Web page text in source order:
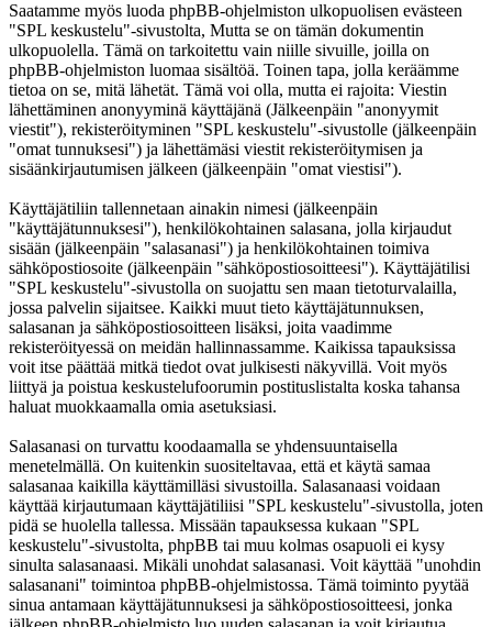
Saatamme myös luoda phpBB-ohjelmiston ulkopuolisen evästeen
"SPL keskustelu"-sivustolta, Mutta se on tämän dokumentin
ulkopuolella. Tämä on tarkoitettu vain niille sivuille, joilla on
phpBB-ohjelmiston luomaa sisältöä. Toinen tapa, jolla keräämme
tietoa on se, mitä lähetät. Tämä voi olla, mutta ei rajoita: Viestin
lähettäminen anonyyminä käyttäjänä (Jälkeenpäin "anonyymit
viestit"), rekisteröityminen "SPL keskustelu"-sivustolle (jälkeenpäin
"omat tunnuksesi") ja lähettämäsi viestit rekisteröitymisen ja
sisäänkirjautumisen jälkeen (jälkeenpäin "omat viestisi").
Käyttäjätiliin tallennetaan ainakin nimesi (jälkeenpäin
"käyttäjätunnuksesi"), henkilökohtainen salasana, jolla kirjaudut
sisään (jälkeenpäin "salasanasi") ja henkilökohtainen toimiva
sähköpostiosoite (jälkeenpäin "sähköpostiosoitteesi"). Käyttäjätilisi
"SPL keskustelu"-sivustolla on suojattu sen maan tietoturvalailla,
jossa palvelin sijaitsee. Kaikki muut tieto käyttäjätunnuksen,
salasanan ja sähköpostiosoitteen lisäksi, joita vaadimme
rekisteröityessä on meidän hallinnassamme. Kaikissa tapauksissa
voit itse päättää mitkä tiedot ovat julkisesti näkyvillä. Voit myös
liittyä ja poistua keskustelufoorumin postituslistalta koska tahansa
haluat muokkaamalla omia asetuksiasi.
Salasanasi on turvattu koodaamalla se yhdensuuntaisella
menetelmällä. On kuitenkin suositeltavaa, että et käytä samaa
salasanaa kaikilla käyttämilläsi sivustoilla. Salasanaasi voidaan
käyttää kirjautumaan käyttäjätiliisi "SPL keskustelu"-sivustolla, joten
pidä se huolella tallessa. Missään tapauksessa kukaan "SPL
keskustelu"-sivustolta, phpBB tai muu kolmas osapuoli ei kysy
sinulta salasanaasi. Mikäli unohdat salasanasi. Voit käyttää "unohdin
salasanani" toimintoa phpBB-ohjelmistossa. Tämä toiminto pyytää
sinua antamaan käyttäjätunnuksesi ja sähköpostiosoitteesi, jonka